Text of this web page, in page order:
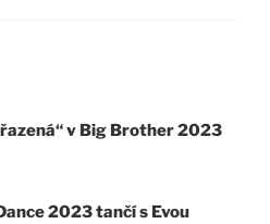
v Big Brother 2023
2023 tančí s Evou